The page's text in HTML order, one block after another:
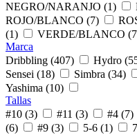
NEGRO/NARANJO (1)
ROJO/BLANCO (7)
(1)
VERDE/BLANCO
Marca
Dribbling (407)
Hydro
Sensei (18)
Simbra (34)
Yashima (10)
Tallas
#10 (3)
#11 (3) #4 (7)
(6)
#9 (3) 5-6 (1)